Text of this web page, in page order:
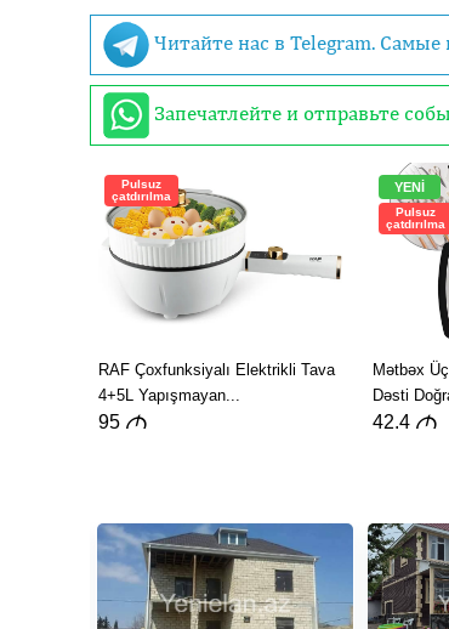
Читайте нас в Telegram.
Запечатлейте и отправьте